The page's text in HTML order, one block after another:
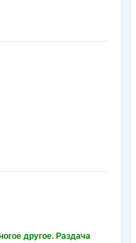
другое. Раздача